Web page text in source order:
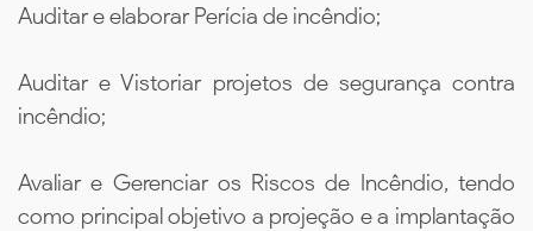
Auditar e elaborar Perícia de incêndio;
Auditar e Vistoriar projetos de segurança contra
incêndio;
Avaliar e Gerenciar os Riscos de Incêndio, tendo
como principal objetivo a projeção e a implantação